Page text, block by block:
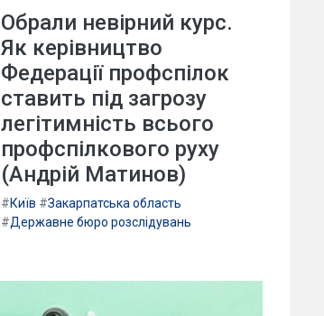
Обрали невірний курс.
Як керівництво
Федерації профспілок
ставить під загрозу
легітимність всього
профспілкового руху
(Андрій Матинов)
#Київ #Закарпатська область
#Державне бюро розслідувань